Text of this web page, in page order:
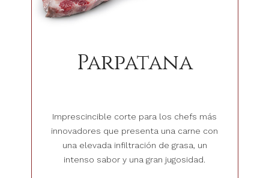
Parpatana
Imprescincible corte para los chefs más
innovadores que presenta una carne con
una elevada infiltración de grasa, un
intenso sabor y una gran jugosidad.